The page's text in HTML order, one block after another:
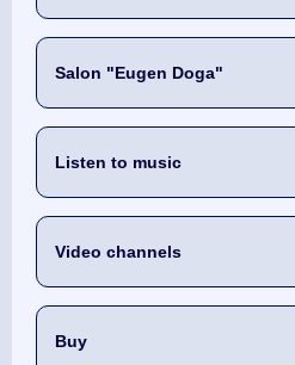
Salon "Eugen Doga"
Listen to music
Video channels
Buy